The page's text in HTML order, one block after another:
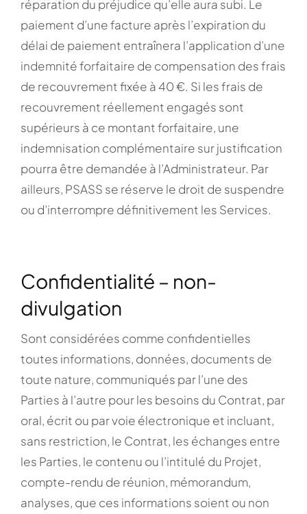
réparation du préjudice qu’elle aura subi. Le
paiement d’une facture après l’expiration du
délai de paiement entraînera l’application d’une
indemnité forfaitaire de compensation des frais
de recouvrement fixée à 40 €. Si les frais de
recouvrement réellement engagés sont
supérieurs à ce montant forfaitaire, une
indemnisation complémentaire sur justification
pourra être demandée à l’Administrateur. Par
ailleurs, PSASS se réserve le droit de suspendre
ou d’interrompre définitivement les Services.
Confidentialité – non-
divulgation
Sont considérées comme confidentielles
toutes informations, données, documents de
toute nature, communiqués par l’une des
Parties à l’autre pour les besoins du Contrat, par
oral, écrit ou par voie électronique et incluant,
sans restriction, le Contrat, les échanges entre
les Parties, le contenu ou l’intitulé du Projet,
compte-rendu de réunion, mémorandum,
analyses, que ces informations soient ou non